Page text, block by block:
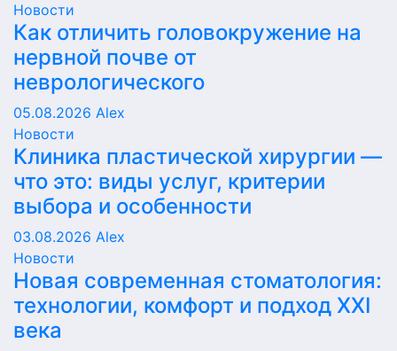
Новости
Как отличить головокружение на
нервной почве от
неврологического
05.08.2026 Alex
Новости
Клиника пластической хирургии —
что это: виды услуг, критерии
выбора и особенности
03.08.2026 Alex
Новости
Новая современная стоматология:
технологии, комфорт и подход XXI
века